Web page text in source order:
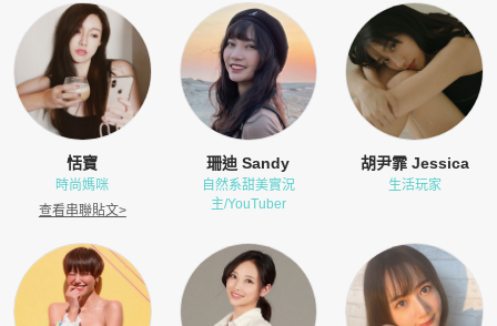
恬寶
時尚媽咪
查看串聯貼文>
珊迪 Sandy
自然系甜美實況
主/YouTuber
胡尹霏 Jessica
生活玩家